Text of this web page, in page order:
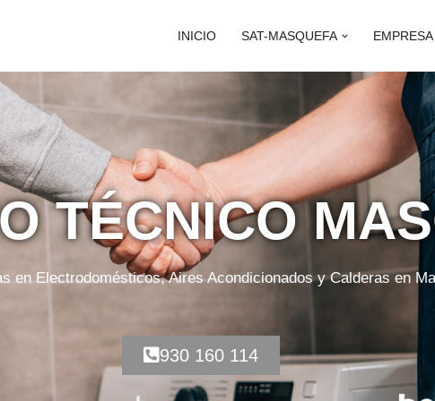
INICIO SAT-MASQUEFA EMPRESA
TÉCNICO
en Electrodomésticos, Aires Acondicionados y Calderas en
930 160 114